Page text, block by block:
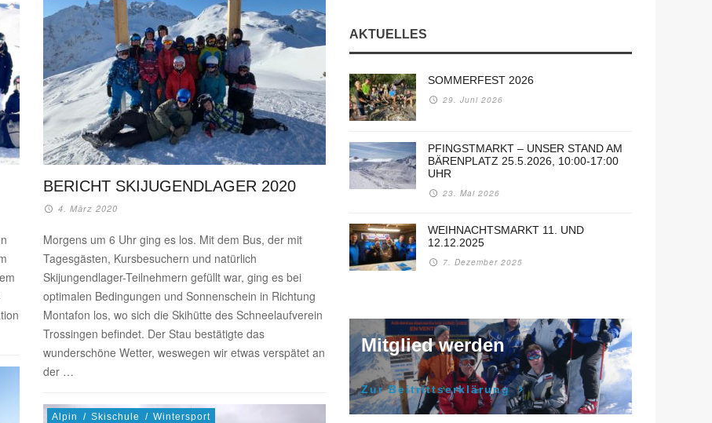
BERICHT SKIJUGENDLAGER 2020
4. März 2020
Morgens um 6 Uhr ging es los. Mit dem Bus, der mit
Tagesgästen, Kursbesuchern und natürlich
Skijungendlager-Teilnehmern gefüllt war, ging es bei
optimalen Bedingungen und Sonnenschein in Richtung
Montafon los, wo sich die Skihütte des Schneelaufverein
Trossingen befindet. Der Stau bestätigte das
wunderschöne Wetter, weswegen wir etwas verspätet an
der …
Alpin / Skischule / Wintersport
AKTUELLES
SOMMERFEST 2026
29. Juni 2026
PFINGSTMARKT – UNSER STAND AM
BÄRENPLATZ 25.5.2026, 10:00-17:00
UHR
23. Mai 2026
WEIHNACHTSMARKT 11. UND
12.12.2025
7. Dezember 2025
Mitglied werden
Zur Beitrittserklärung